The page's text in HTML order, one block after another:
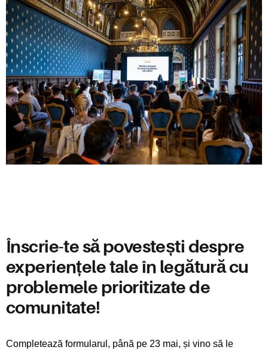
Înscrie-te să povestești despre
experiențele tale în legătură cu
problemele prioritizate de
comunitate!
Completează formularul, până pe 23 mai, și vino să le